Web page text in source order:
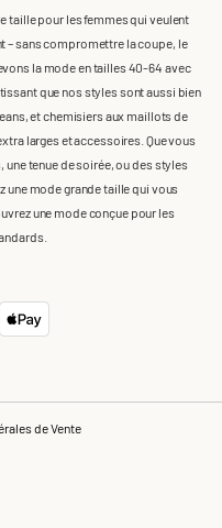
taille pour les femmes qui veulent
– sans compromettre la coupe, le
la mode en tailles 40-64 avec
que nos styles sont aussi bien
et chemisiers aux maillots de
larges et accessoires. Que vous
une tenue de soirée, ou des styles
une mode grande taille qui vous
une mode conçue pour les
de Vente